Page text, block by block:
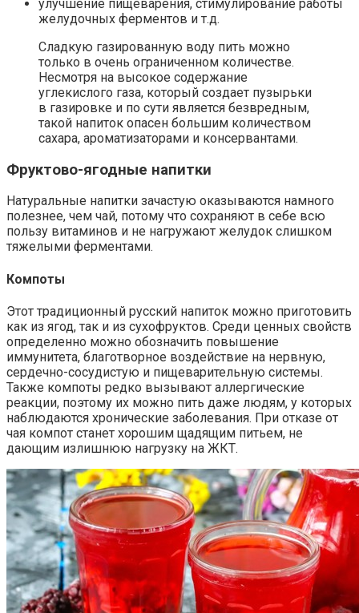
улучшение пищеварения, стимулирование работы
желудочных ферментов и т.д.
Сладкую газированную воду пить можно
только в очень ограниченном количестве.
Несмотря на высокое содержание
углекислого газа, который создает пузырьки
в газировке и по сути является безвредным,
такой напиток опасен большим количеством
сахара, ароматизаторами и консервантами.
Фруктово-ягодные напитки
Натуральные напитки зачастую оказываются намного
полезнее, чем чай, потому что сохраняют в себе всю
пользу витаминов и не нагружают желудок слишком
тяжелыми ферментами.
Компоты
Этот традиционный русский напиток можно приготовить
как из ягод, так и из сухофруктов. Среди ценных свойств
определенно можно обозначить повышение
иммунитета, благотворное воздействие на нервную,
сердечно-сосудистую и пищеварительную системы.
Также компоты редко вызывают аллергические
реакции, поэтому их можно пить даже людям, у которых
наблюдаются хронические заболевания. При отказе от
чая компот станет хорошим щадящим питьем, не
дающим излишнюю нагрузку на ЖКТ.